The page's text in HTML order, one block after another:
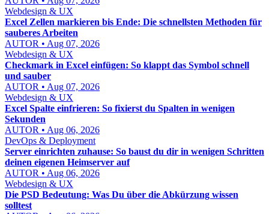
Webdesign & UX
Excel Zellen markieren bis Ende: Die schnellsten Methoden für
sauberes Arbeiten
AUTOR • Aug 07, 2026
Webdesign & UX
Checkmark in Excel einfügen: So klappt das Symbol schnell
und sauber
AUTOR • Aug 07, 2026
Webdesign & UX
Excel Spalte einfrieren: So fixierst du Spalten in wenigen
Sekunden
AUTOR • Aug 06, 2026
DevOps & Deployment
Server einrichten zuhause: So baust du dir in wenigen Schritten
deinen eigenen Heimserver auf
AUTOR • Aug 06, 2026
Webdesign & UX
Die PSD Bedeutung: Was Du über die Abkürzung wissen
solltest